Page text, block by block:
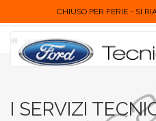
CHIUSO PER FERIE - SI
Home I nostri servizi
I SERVIZI